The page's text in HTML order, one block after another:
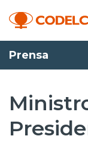
Transparencia
Nosotros
Prensa